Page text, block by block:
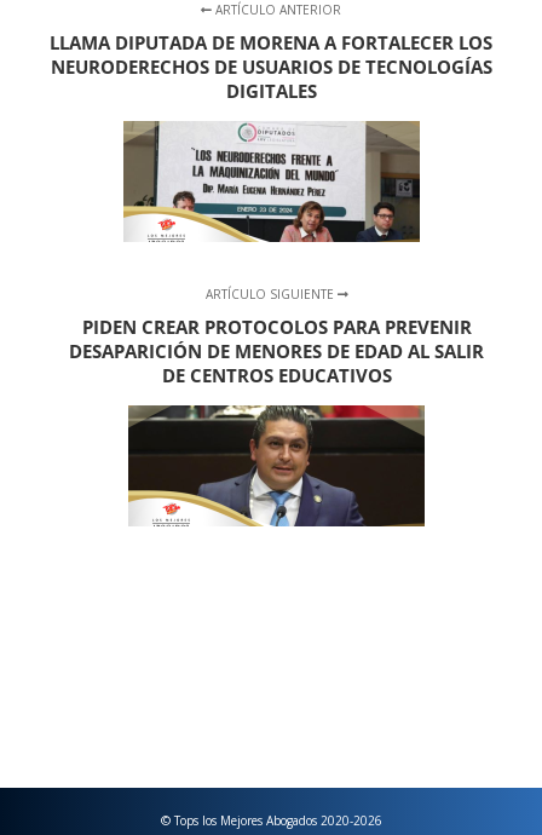
ARTÍCULO ANTERIOR
LLAMA DIPUTADA DE MORENA A FORTALECER LOS
NEURODERECHOS DE USUARIOS DE TECNOLOGÍAS
DIGITALES
ARTÍCULO SIGUIENTE
PIDEN CREAR PROTOCOLOS PARA PREVENIR
DESAPARICIÓN DE MENORES DE EDAD AL SALIR
DE CENTROS EDUCATIVOS
© Tops los Mejores Abogados 2020-2026